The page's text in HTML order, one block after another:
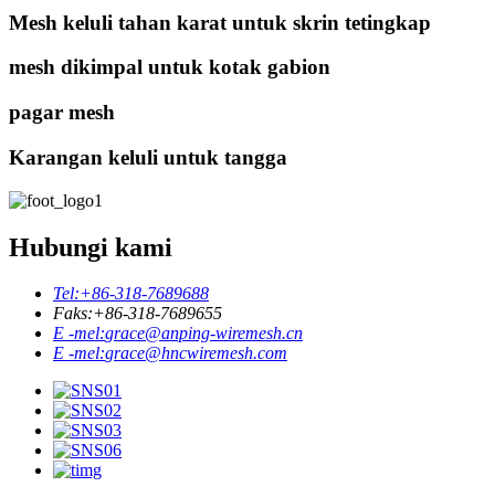
Mesh keluli tahan karat untuk skrin tetingkap
mesh dikimpal untuk kotak gabion
pagar mesh
Karangan keluli untuk tangga
Hubungi kami
Tel:+86-318-7689688
Faks:+86-318-7689655
E -mel:grace@anping-wiremesh.cn
E -mel:grace@hncwiremesh.com